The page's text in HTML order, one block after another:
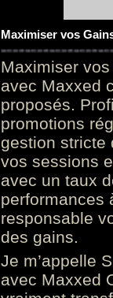
Maximiser vos
Maximiser
avec Maxxed
proposés.
promotions
gestion stricte
vos sessions
avec un taux
performances
responsable
des gains.
Je m’appelle
avec Maxxed